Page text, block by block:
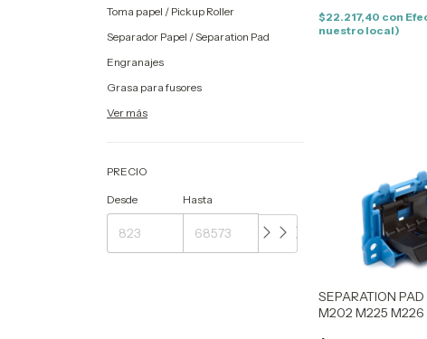
Toma papel / Pickup Roller
Separador Papel / Separation Pad
Engranajes
Grasa para fusores
Ver más
PRECIO
Desde Hasta
$22.217,40 con
nuestro local)
SEPARATION
M202 M225 M226